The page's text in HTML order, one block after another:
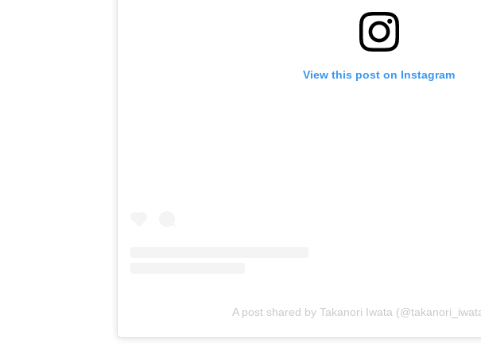
View this post on Instagram
A post shared by Takanori Iwata